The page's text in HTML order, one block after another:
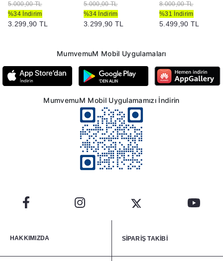
5.000,00 TL
%34 İndirim
3.299,90 TL
5.000,00 TL
%34 İndirim
3.299,90 TL
8.000,00 TL
%31 İndirim
5.499,90 TL
MumvemuM Mobil Uygulamaları
MumvemuM Mobil Uygulamamızı İndirin
HAKKIMIZDA SİPARİŞ TAKİBİ